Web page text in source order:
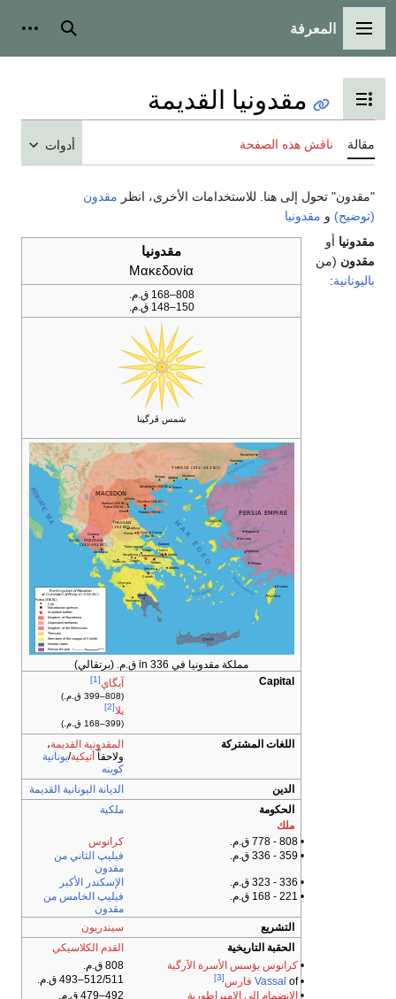
القائمة الرئيسية
المعرفة بحث
تبديل عرض جدول المحتويات
مقدونيا القديمة
مقالة ناقش هذه الصفحة أدوات
"مقدون" تحول إلى هنا. للاستخدامات الأخرى، انظر مقدون
(توضيح) و مقدونيا
مقدونيا
Μακεδονία
808–168 ق.م.
150–148 ق.م.
شمس ڤرگينا
مملكة مقدونيا في in 336 ق.م. (برتقالي)
Capital
آيگاي[1]
(808–399 ق.م.)
پلا[2]
(399–168 ق.م.)
اللغات المشتركة المقدونية القديمة،
ولاحقاً أتيكية/يونانية
كوينه
الدين
الديانة اليونانية القديمة
الحكومة
ملكية
ملك
• 808 - 778 ق.م.
كرانوس
• 359 - 336 ق.م.
فيليپ الثاني من
مقدون
• 336 - 323 ق.م.
الإسكندر الأكبر
• 221 - 168 ق.م.
فيليپ الخامس من
مقدون
التشريع
سيندريون
الحقبة التاريخية
القدم الكلاسيكي
•كرانوس يؤسس الأسرة الآرگية
808 ق.م.
•
Vassal of فارس[3]
512/511–493 ق.م.
• الانضمام إلى الامبراطورية
492–479 ق.م.
مقدونيا أو
مقدون (من
باليونانية: